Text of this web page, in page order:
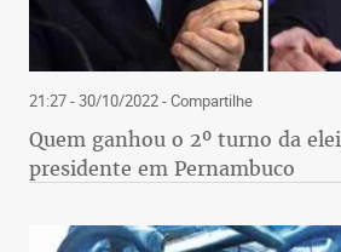
21:27 - 30/10/2022- Compartilhe
Quem ganhou o 2º turno da
presidente em Pernambuco